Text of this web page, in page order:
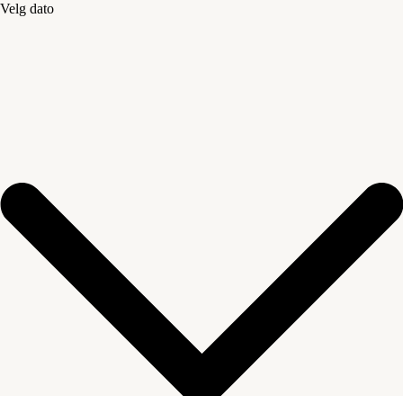
Velg dato